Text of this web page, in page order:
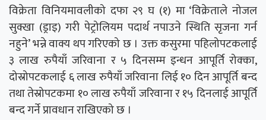
विक्रेता विनियमावलीको दफा २९ घ (१) मा ‘विक्रेताले नोजल
सुक्खा (ड्राइ) गरी पेट्रोलियम पदार्थ नपाउने स्थिति सृजना गर्न
नहुने’ भन्ने वाक्य थप गरिएको छ । उक्त कसुरमा पहिलोपटकलाई
३ लाख रुपैयाँ जरिवाना र ५ दिनसम्म इन्धन आपूर्ति रोक्का,
दोस्रोपटकलाई ६ लाख रुपैयाँ जरिवाना लिई १० दिन आपूर्ति बन्द
तथा तेस्रोपटकमा १० लाख रुपैयाँ जरिवाना र १५ दिनलाई आपूर्ति
बन्द गर्ने प्रावधान राखिएको छ ।